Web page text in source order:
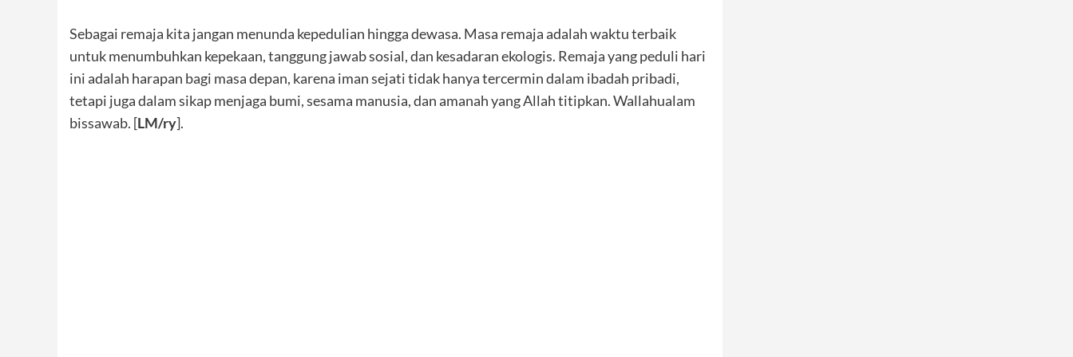
Sebagai remaja kita jangan menunda kepedulian hingga dewasa. Masa remaja adalah waktu terbaik
untuk menumbuhkan kepekaan, tanggung jawab sosial, dan kesadaran ekologis. Remaja yang peduli hari
ini adalah harapan bagi masa depan, karena iman sejati tidak hanya tercermin dalam ibadah pribadi,
tetapi juga dalam sikap menjaga bumi, sesama manusia, dan amanah yang Allah titipkan. Wallahualam
bissawab. [LM/ry].